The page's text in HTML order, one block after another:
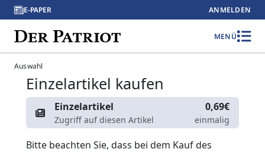
E-PAPER ANMELDEN
MENÜ
Auswahl
Einzelartikel kaufen
Einzelartikel
Zugriff auf diesen Artikel
0,69€
einmalig
Bitte beachten Sie, dass bei dem Kauf des